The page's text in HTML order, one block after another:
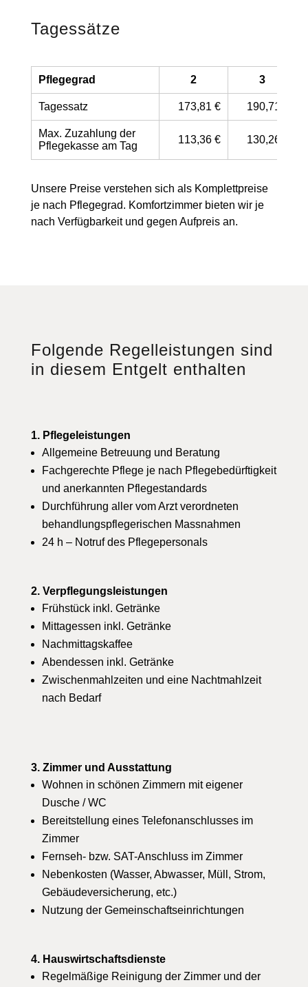
Tagessätze
Pflegegrad 2 3
Tagessatz 173,81 € 190,71 €
Max. Zuzahlung der
Pflegekasse am Tag
113,36 € 130,26 €
Unsere Preise verstehen sich als Komplettpreise
je nach Pflegegrad. Komfortzimmer bieten wir je
nach Verfügbarkeit und gegen Aufpreis an.
Folgende Regelleistungen sind
in diesem Entgelt enthalten
1. Pflegeleistungen
Allgemeine Betreuung und Beratung
Fachgerechte Pflege je nach Pflegebedürftigkeit
und anerkannten Pflegestandards
Durchführung aller vom Arzt verordneten
behandlungspflegerischen Massnahmen
24 h – Notruf des Pflegepersonals
2. Verpflegungsleistungen
Frühstück inkl. Getränke
Mittagessen inkl. Getränke
Nachmittagskaffee
Abendessen inkl. Getränke
Zwischenmahlzeiten und eine Nachtmahlzeit
nach Bedarf
3. Zimmer und Ausstattung
Wohnen in schönen Zimmern mit eigener
Dusche / WC
Bereitstellung eines Telefonanschlusses im
Zimmer
Fernseh- bzw. SAT-Anschluss im Zimmer
Nebenkosten (Wasser, Abwasser, Müll, Strom,
Gebäudeversicherung, etc.)
Nutzung der Gemeinschaftseinrichtungen
4. Hauswirtschaftsdienste
Regelmäßige Reinigung der Zimmer und der